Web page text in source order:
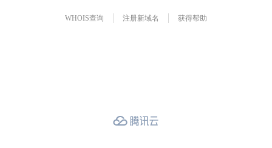
WHOIS查询 注册新域名 获得帮助